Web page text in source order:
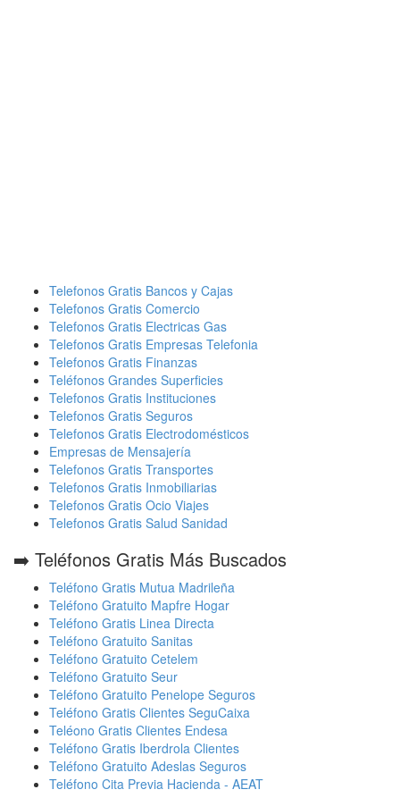
Telefonos Gratis Bancos y Cajas
Telefonos Gratis Comercio
Telefonos Gratis Electricas Gas
Telefonos Gratis Empresas Telefonia
Telefonos Gratis Finanzas
Teléfonos Grandes Superficies
Telefonos Gratis Instituciones
Telefonos Gratis Seguros
Telefonos Gratis Electrodomésticos
Empresas de Mensajería
Telefonos Gratis Transportes
Telefonos Gratis Inmobiliarias
Telefonos Gratis Ocio Viajes
Telefonos Gratis Salud Sanidad
➡️ Teléfonos Gratis Más Buscados
Teléfono Gratis Mutua Madrileña
Teléfono Gratuito Mapfre Hogar
Teléfono Gratis Linea Directa
Teléfono Gratuito Sanitas
Teléfono Gratuito Cetelem
Teléfono Gratuito Seur
Teléfono Gratuito Penelope Seguros
Teléfono Gratis Clientes SeguCaixa
Teléono Gratis Clientes Endesa
Teléfono Gratis Iberdrola Clientes
Teléfono Gratuito Adeslas Seguros
Teléfono Cita Previa Hacienda - AEAT